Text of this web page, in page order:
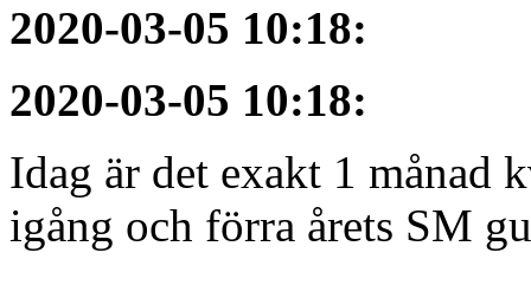
2020-03-05 10:18:
2020-03-05 10:18:
Idag är det exakt 1 månad
igång och förra årets SM